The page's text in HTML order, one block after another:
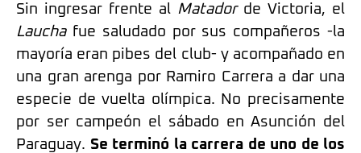
Sin ingresar frente al Matadorde Victoria, el
Lauchafue saludado por sus compañeros -la
mayoría eran pibes del club- y acompañado en
una gran arenga por Ramiro Carrera a dar una
especie de vuelta olímpica. No precisamente
por ser campeón el sábado en Asunción del
Paraguay. Se terminó la carrera de uno de los